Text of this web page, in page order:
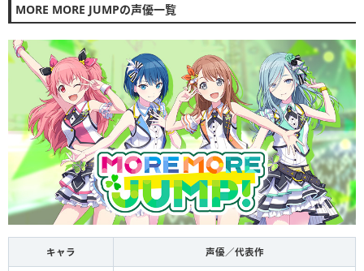
MORE MORE JUMPの声優一覧
キャラ 声優／代表作